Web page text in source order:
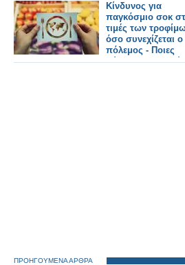
Κίνδυνος για
παγκόσμιο σοκ
τιμές των
όσο συνεχίζεται ο
πόλεμος - Ποιες
χώρες θα
ΠΡΟΗΓΟΥΜΕΝΑ ΑΡΘΡΑ